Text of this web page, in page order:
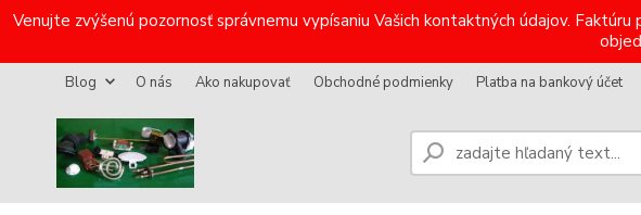
Venujte zvýšenú pozornosť správnemu vypísaniu Vašich kontaktných údajov.
Blog O nás Ako nakupovať Obchodné podmienky Platba na bankový účet